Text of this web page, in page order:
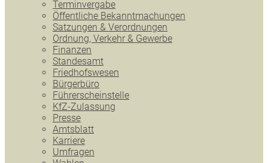
Terminvergabe
Öffentliche Bekanntmachungen
Satzungen & Verordnungen
Ordnung, Verkehr & Gewerbe
Finanzen
Standesamt
Friedhofswesen
Bürgerbüro
Führerscheinstelle
KfZ-Zulassung
Presse
Amtsblatt
Karriere
Umfragen